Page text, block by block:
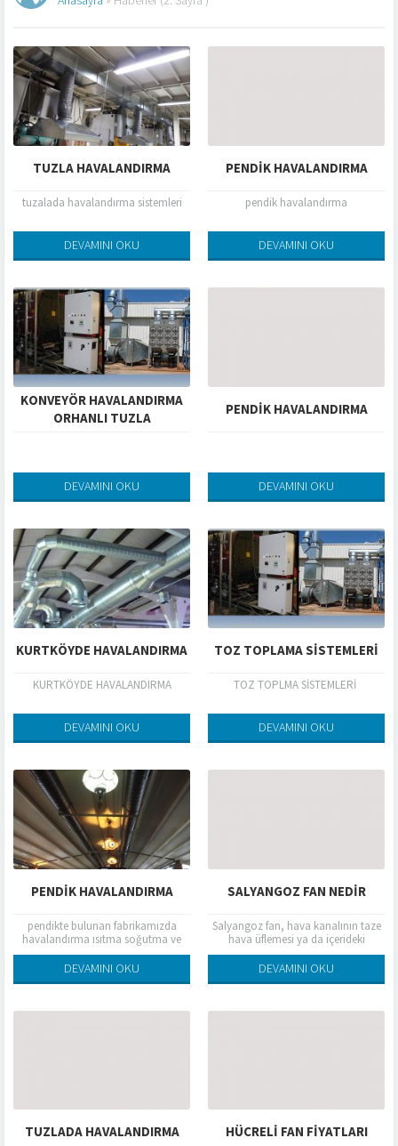
TUZLA HAVALANDIRMA
tuzalada havalandırma sistemleri
DEVAMINI OKU
PENDIK HAVALANDIRMA
pendik havalandırma
DEVAMINI OKU
KONVEYÖR HAVALANDIRMA
ORHANLI TUZLA
DEVAMINI OKU
PENDIK HAVALANDIRMA
DEVAMINI OKU
KURTKÖYDE HAVALANDIRMA
KURTKÖYDE HAVALANDIRMA
DEVAMINI OKU
TOZ TOPLAMA SİSTEMLERİ
TOZ TOPLMA SİSTEMLERİ
DEVAMINI OKU
PENDIK HAVALANDIRMA
pendikte bulunan fabrikamızda
havalandırma ısıtma soğutma ve
baca imalat montaj yapan firmayız
önceliğimiz müşteri memnuniyeti
DEVAMINI OKU
SALYANGOZ FAN NEDIR
Salyangoz fan, hava kanalının taze
hava üflemesi ya da içerideki
havanın tahliyesinde kullanılan
madde ile kare kesitli ve daire
biçiminde...
DEVAMINI OKU
TUZLADA HAVALANDIRMA HÜCRELI FAN FIYATLARI